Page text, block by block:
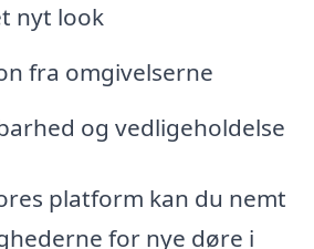
nyt look
fra omgivelserne
og vedligeholdelse
platform kan du nemt
for nye døre i